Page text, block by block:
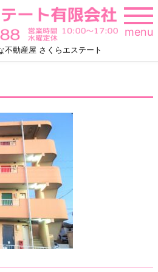
不動産屋 さくらエステート
menu